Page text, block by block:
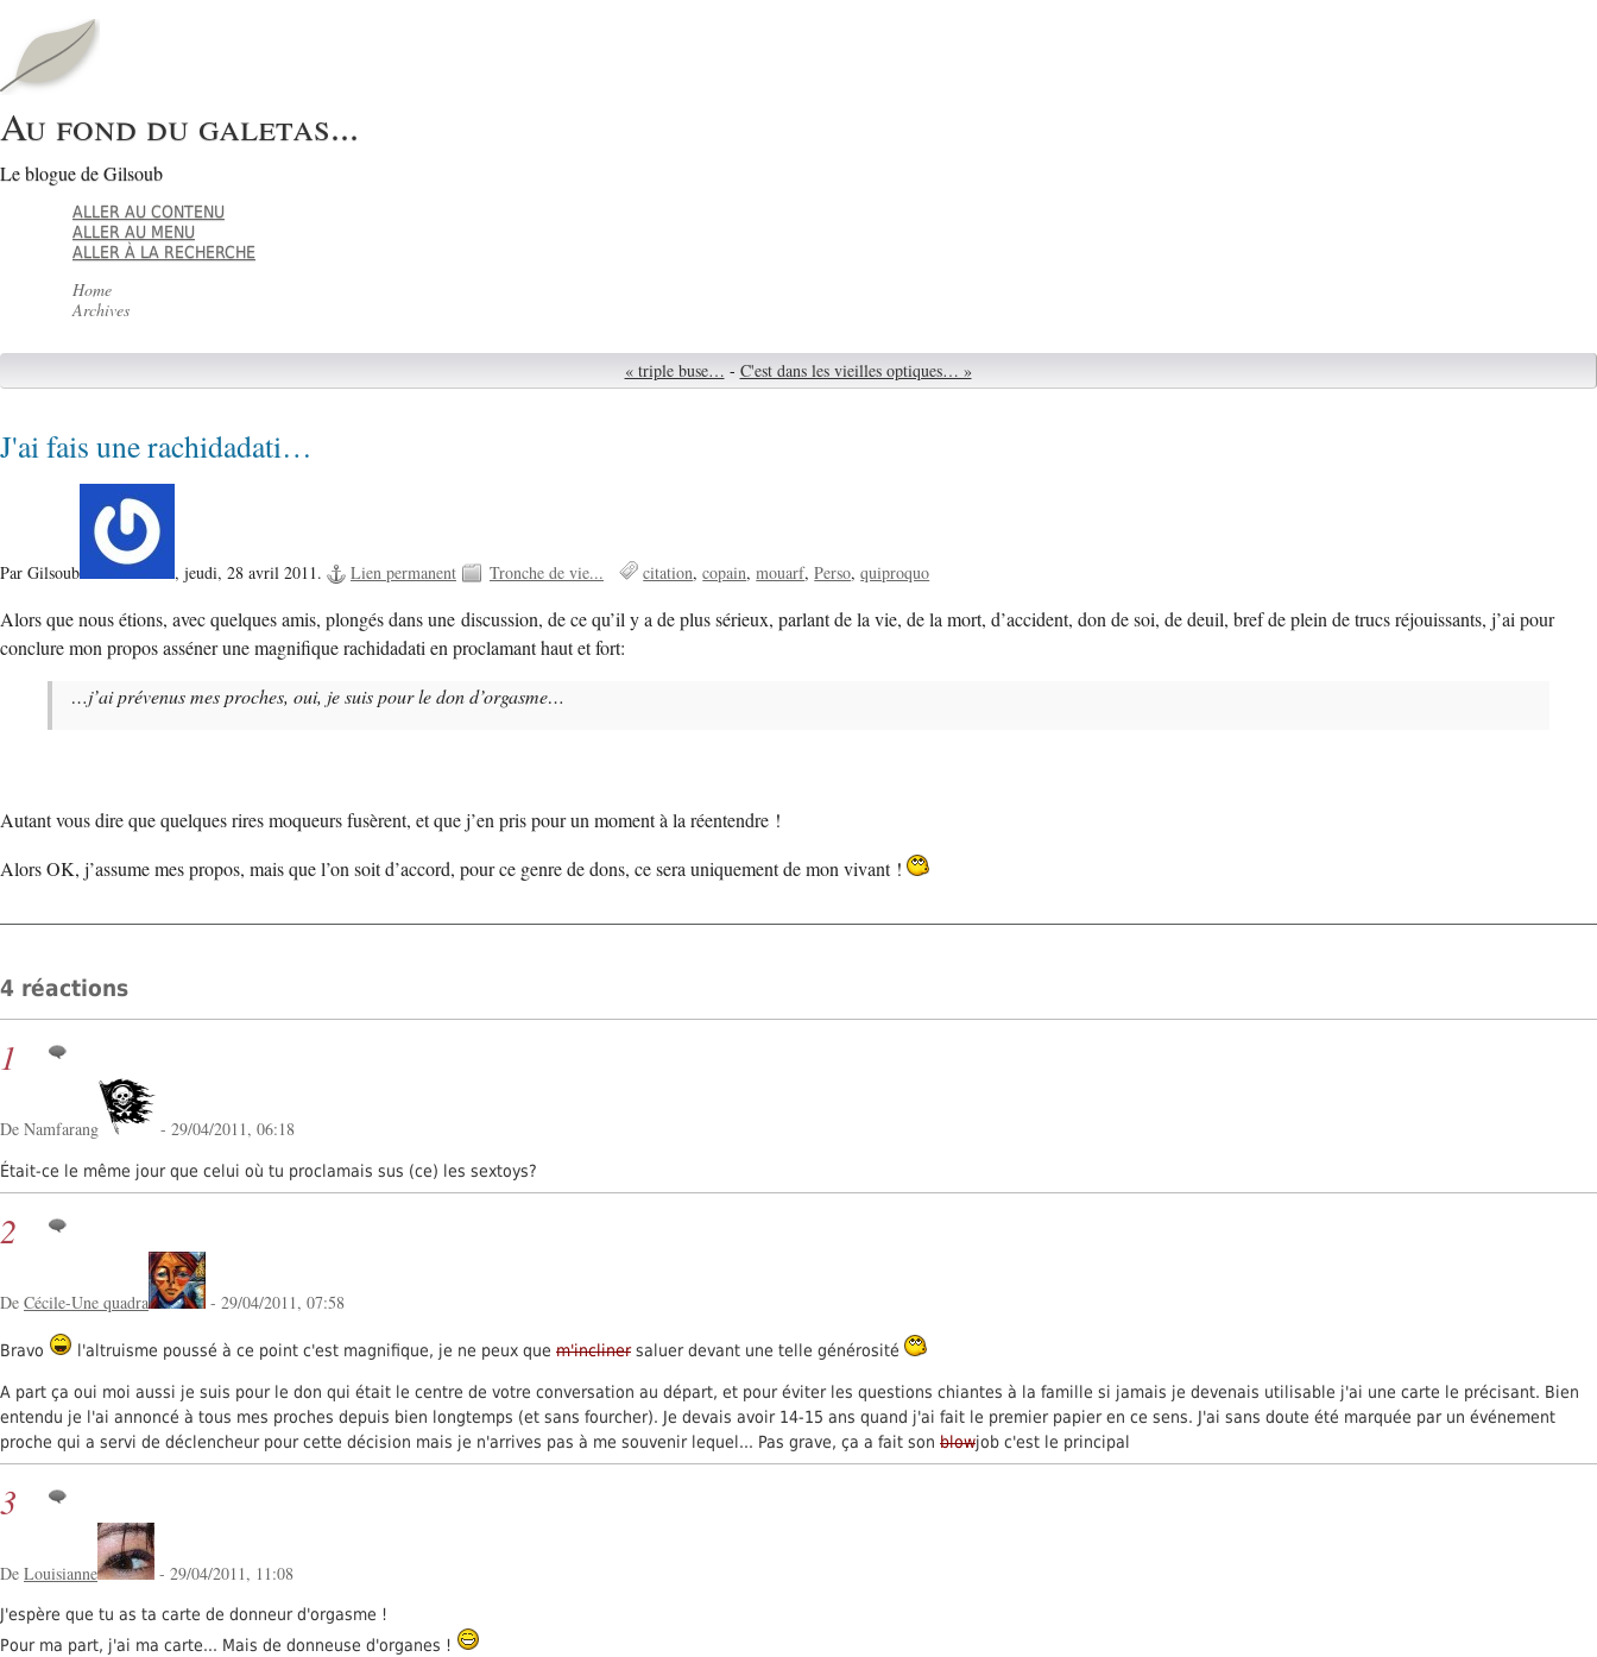
Au fond du galetas...
Le blogue de Gilsoub
ALLER AU CONTENU
ALLER AU MENU
ALLER À LA RECHERCHE
Home
Archives
« triple buse… - C'est dans les vieilles optiques… »
J'ai fais une rachidadati…
Par Gilsoub , jeudi, 28 avril 2011. Lien permanent Tronche de vie... citation copain mouarf Perso quiproquo
Alors que nous étions, avec quelques amis, plongés dans une discussion, de ce qu’il y a de plus sérieux, parlant de la vie, de la mort, d’accident, don de soi, de deuil, bref de plein de trucs réjouissants, j’ai pour
conclure mon propos asséner une magnifique rachidadati en proclamant haut et fort:
…j’ai prévenus mes proches, oui, je suis pour le don d’orgasme…
Autant vous dire que quelques rires moqueurs fusèrent, et que j’en pris pour un moment à la réentendre !
Alors OK, j’assume mes propos, mais que l’on soit d’accord, pour ce genre de dons, ce sera uniquement de mon vivant !
4 réactions
1
De Namfarang - 29/04/2011, 06:18
Était-ce le même jour que celui où tu proclamais sus (ce) les sextoys?
2
De Cécile-Une quadra - 29/04/2011, 07:58
Bravo l'altruisme poussé à ce point c'est magnifique, je ne peux que m'inclinersaluer devant une telle générosité
A part ça oui moi aussi je suis pour le don qui était le centre de votre conversation au départ, et pour éviter les questions chiantes à la famille si jamais je devenais utilisable j'ai une carte le précisant. Bien
entendu je l'ai annoncé à tous mes proches depuis bien longtemps (et sans fourcher). Je devais avoir 14-15 ans quand j'ai fait le premier papier en ce sens. J'ai sans doute été marquée par un événement
proche qui a servi de déclencheur pour cette décision mais je n'arrives pas à me souvenir lequel... Pas grave, ça a fait son blowjob c'est le principal
3
De Louisianne - 29/04/2011, 11:08
J'espère que tu as ta carte de donneur d'orgasme !
Pour ma part, j'ai ma carte... Mais de donneuse d'organes !